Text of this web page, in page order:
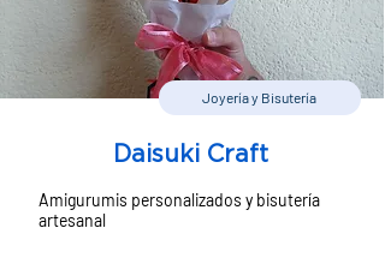
Daisuki Craft
Joyería y Bisutería
Amigurumis personalizados y bisutería
artesanal